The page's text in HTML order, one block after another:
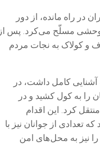
راه مانده، از دور
وحشی مسلّح می‌کرد. پس از
و کولاک به نجات مردم
کامل داشت، در
را به کول کشید و در
کرد. این اقدام
تعدادی از جوانان نیز با
نیز به محل‌های امن